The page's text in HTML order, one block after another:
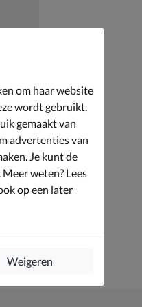
om haar website
wordt gebruikt.
gemaakt van
advertenties van
Je kunt de
weten? Lees
op een later
Weigeren